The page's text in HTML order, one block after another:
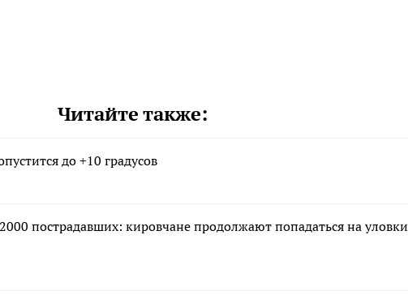
Читайте также:
до +10 градусов
пострадавших: кировчане продолжают попадаться на уловки